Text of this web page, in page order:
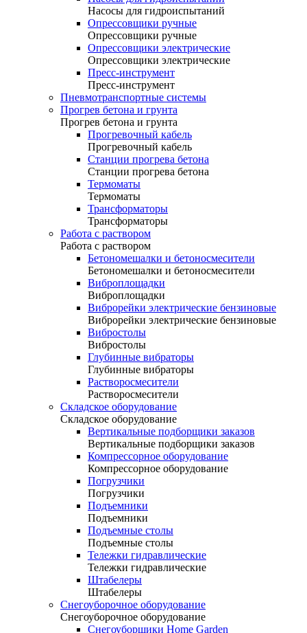
Насосы для гидроиспытаний
Опрессовщики ручные
Опрессовщики ручные
Опрессовщики электрические
Опрессовщики электрические
Пресс-инструмент
Пресс-инструмент
Пневмотранспортные системы
Прогрев бетона и грунта
Прогрев бетона и грунта
Прогревочный кабель
Прогревочный кабель
Станции прогрева бетона
Станции прогрева бетона
Термоматы
Термоматы
Трансформаторы
Трансформаторы
Работа с раствором
Работа с раствором
Бетономешалки и бетоносмесители
Бетономешалки и бетоносмесители
Виброплощадки
Виброплощадки
Виброрейки электрические бензиновые
Виброрейки электрические бензиновые
Вибростолы
Вибростолы
Глубинные вибраторы
Глубинные вибраторы
Растворосмесители
Растворосмесители
Складское оборудование
Складское оборудование
Вертикальные подборщики заказов
Вертикальные подборщики заказов
Компрессорное оборудование
Компрессорное оборудование
Погрузчики
Погрузчики
Подъемники
Подъемники
Подъемные столы
Подъемные столы
Тележки гидравлические
Тележки гидравлические
Штабелеры
Штабелеры
Снегоуборочное оборудование
Снегоуборочное оборудование
Снегоуборщики Home Garden